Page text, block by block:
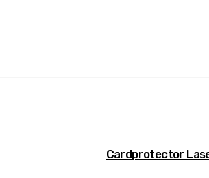
Cardprotector